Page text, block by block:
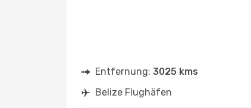
Entfernung: 3025 kms
Belize Flughäfen